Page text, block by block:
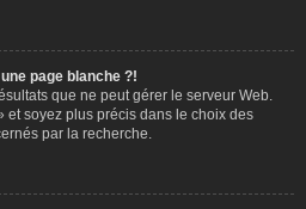
page blanche ?!
que ne peut gérer le serveur Web.
et soyez plus précis dans le choix des
par la recherche.